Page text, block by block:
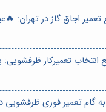
تعمیر اجاق گاز در تهران:
انتخاب تعمیرکار
گام تعمیر فوری ظرفشویی